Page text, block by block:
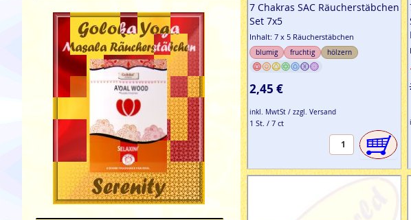
7 Chakras SAC Räucherstäbchen
Set 7x5
Inhalt: 7 x 5 Räucherstäbchen
blumig fruchtig hölzern
2,45 €
inkl. MwtSt / zzgl. Versand
1 St. / 7 ct